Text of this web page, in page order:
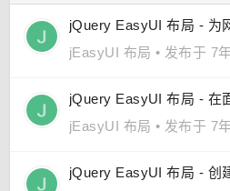
jQuery EasyUI 布局 - 为
jEasyUI 布局 • 发布于 7
jQuery EasyUI 布局 - 在
jEasyUI 布局 • 发布于 7
jQuery EasyUI 布局 - 创